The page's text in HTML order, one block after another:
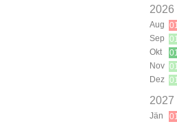
2026
Aug
Sep
Okt
Nov
Dez
2027
Jän